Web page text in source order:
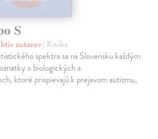
S
autorov| Kniha
spektra sa na Slovensku každým
o biologických a
ktoré prispievajú k prejavom autizmu,